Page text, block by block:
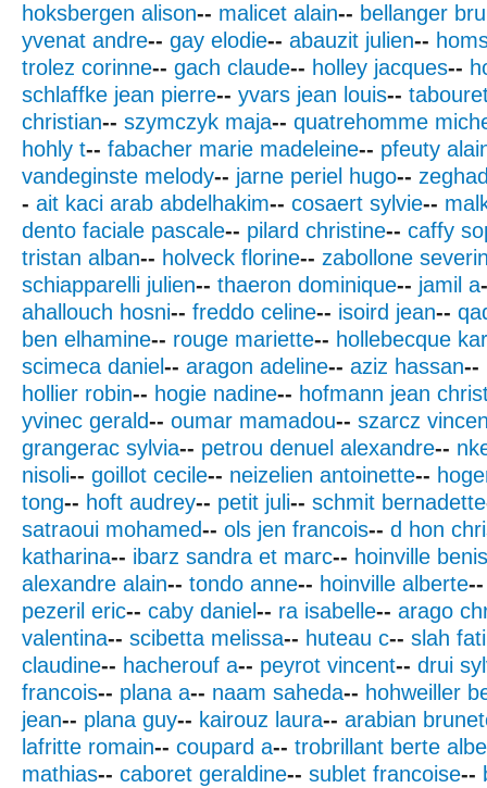
hoksbergen alison-- malicet alain-- bellanger
yvenat andre-- gay elodie-- abauzit julien--
trolez corinne-- gach claude-- holley jacques--
schlaffke jean pierre-- yvars jean louis--
christian-- szymczyk maja-- quatrehomme
hohly t-- fabacher marie madeleine-- pfeuty
vandeginste melody-- jarne periel hugo--
- ait kaci arab abdelhakim-- cosaert sylvie--
dento faciale pascale-- pilard christine-- caffy
tristan alban-- holveck florine-- zabollone
schiapparelli julien-- thaeron dominique-- jamil a
ahallouch hosni-- freddo celine-- isoird jean--
ben elhamine-- rouge mariette-- hollebecque
scimeca daniel-- aragon adeline-- aziz hassan--
hollier robin-- hogie nadine-- hofmann jean
yvinec gerald-- oumar mamadou-- szarcz
grangerac sylvia-- petrou denuel alexandre--
nisoli-- goillot cecile-- neizelien antoinette--
tong-- hoft audrey-- petit juli-- schmit bernadette
satraoui mohamed-- ols jen francois-- d hon
katharina-- ibarz sandra et marc-- hoinville
alexandre alain-- tondo anne-- hoinville alberte--
pezeril eric-- caby daniel-- ra isabelle-- arago
valentina-- scibetta melissa-- huteau c-- slah
claudine-- hacherouf a-- peyrot vincent-- drui
francois-- plana a-- naam saheda-- hohweiller
jean-- plana guy-- kairouz laura-- arabian
lafritte romain-- coupard a-- trobrillant berte
mathias-- caboret geraldine-- sublet francoise--